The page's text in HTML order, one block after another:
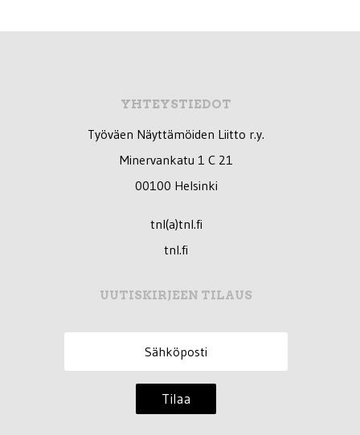
YHTEYSTIEDOT
Työväen Näyttämöiden Liitto r.y.
Minervankatu 1 C 21
00100 Helsinki
tnl(a)tnl.fi
tnl.fi
UUTISKIRJEEN TILAUS
Tilaa